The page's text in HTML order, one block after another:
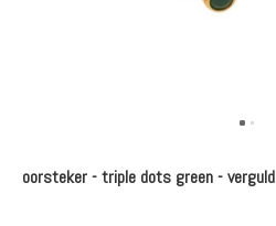
oorsteker - triple dots green - verguld